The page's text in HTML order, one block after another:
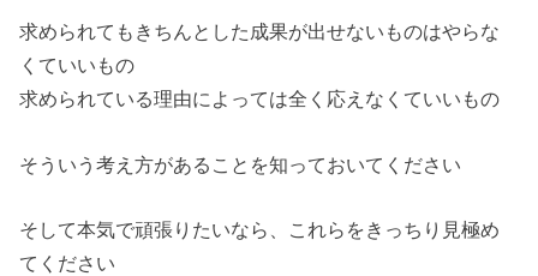
求められてもきちんとした成果が出せないものはやらな
くていいもの
求められている理由によっては全く応えなくていいもの
そういう考え方があることを知っておいてください
そして本気で頑張りたいなら、これらをきっちり見極め
てください